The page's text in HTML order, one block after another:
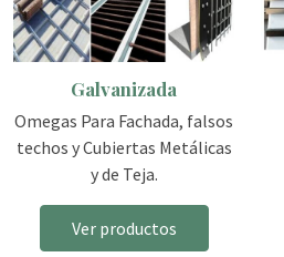
Galvanizada
Omegas Para Fachada, falsos
techos y Cubiertas Metálicas
y de Teja.
Ver productos